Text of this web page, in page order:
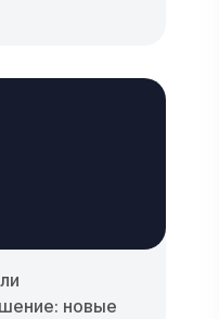
новые